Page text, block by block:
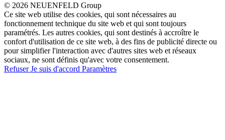
© 2026 NEUENFELD Group
Ce site web utilise des cookies, qui sont nécessaires au
fonctionnement technique du site web et qui sont toujours
paramétrés. Les autres cookies, qui sont destinés à accroître le
confort d'utilisation de ce site web, à des fins de publicité directe ou
pour simplifier l'interaction avec d'autres sites web et réseaux
sociaux, ne sont définis qu'avec votre consentement.
RefuserJe suis d'accord Paramètres